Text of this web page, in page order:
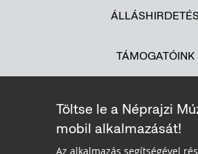
ÁLLÁSHIRDETÉS
TÁMOGATÓINK
Töltse le a Néprajzi
mobil alkalmazását!
Az alkalmazás segítségével